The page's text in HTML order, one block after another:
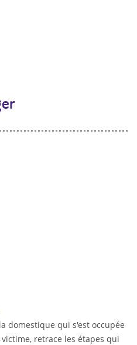
domestique qui s'est occupée
retrace les étapes qui